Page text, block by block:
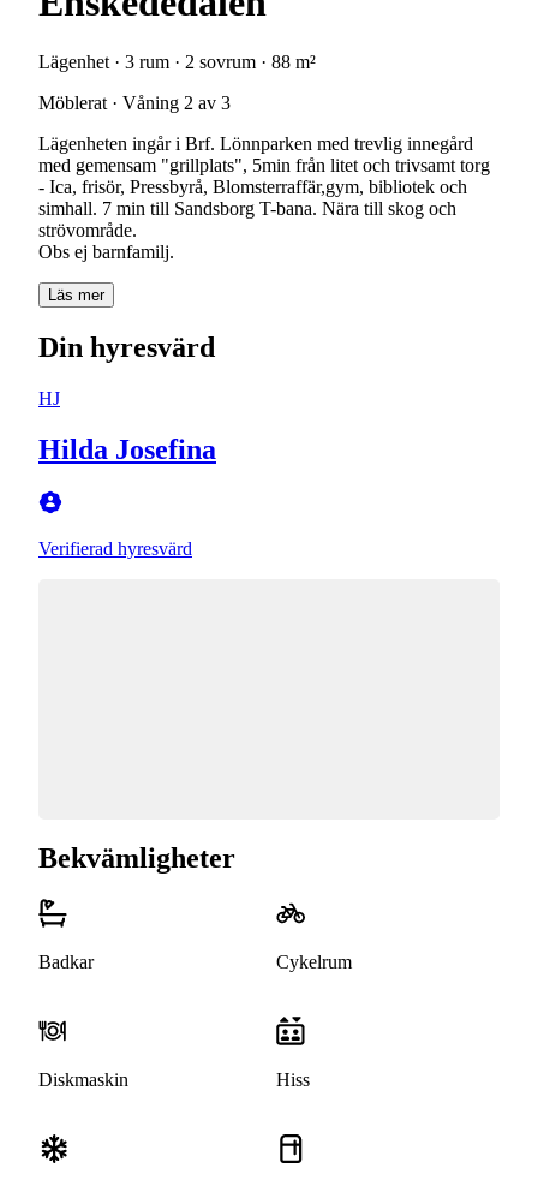
Lägenhet · 3 rum · 2 sovrum · 88 m²
Möblerat · Våning 2 av 3
Lägenheten ingår i Brf. Lönnparken med trevlig innegård
med gemensam "grillplats", 5min från litet och trivsamt torg
- Ica, frisör, Pressbyrå, Blomsterraffär,gym, bibliotek och
simhall. 7 min till Sandsborg T-bana. Nära till skog och
strövområde.
Obs ej barnfamilj.
Läs mer
Din hyresvärd
HJ
Hilda Josefina
Verifierad hyresvärd
Bekvämligheter
Badkar Cykelrum
Diskmaskin Hiss